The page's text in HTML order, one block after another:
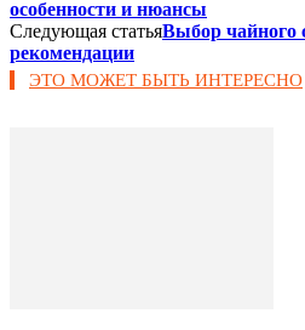
особенности и нюансы
Следующая статьяВыбор чайного
рекомендации
ЭТО МОЖЕТ БЫТЬ ИНТЕРЕСНО